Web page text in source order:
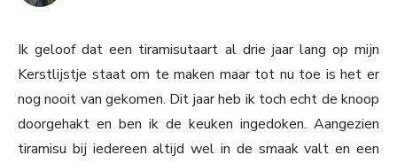
Ik geloof dat een tiramisutaart al drie jaar lang op mijn
Kerstlijstje staat om te maken maar tot nu toe is het er
nog nooit van gekomen. Dit jaar heb ik toch echt de knoop
doorgehakt en ben ik de keuken ingedoken. Aangezien
tiramisu bij iedereen altijd wel in de smaak valt en een